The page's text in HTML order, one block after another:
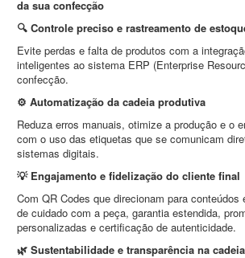
da sua confecção
🔍 Controle preciso e rastreamento de
Evite perdas e falta de produtos com a
inteligentes ao sistema ERP (Enterprise
confecção.
⚙️ Automatização da cadeia produtiva
Reduza erros manuais, otimize a produção e o
com o uso das etiquetas que se comunicam
sistemas digitais.
💡 Engajamento e fidelização do cliente final
Com QR Codes que direcionam para
de cuidado com a peça, garantia estendida,
personalizadas e certificação de autenticidade.
🌿 Sustentabilidade e transparência na